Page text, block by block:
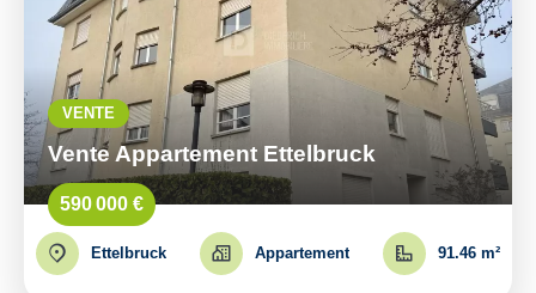
VENTE
Vente Appartement Ettelbruck
590 000 €
Ettelbruck Appartement 91.46 m²